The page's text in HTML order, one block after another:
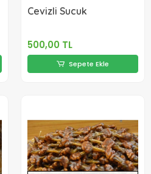
Cevizli Sucuk
500,00 TL
Sepete Ekle